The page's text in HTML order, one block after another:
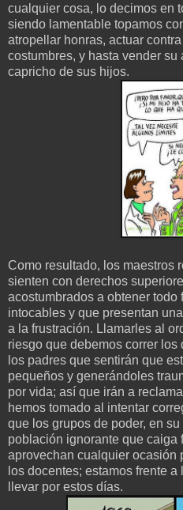
cualquier cosa, lo decimos en
siendo lamentable topamos
atropellar honras, actuar
costumbres, y hasta vender su
capricho de sus hijos.
Como resultado, los maestros
sienten con derechos
acostumbrados a obtener todo
intocables y que presentan
a la frustración. Llamarles al
riesgo que debemos correr
los padres que sentirán que
pequeños y generándoles
por vida; así que irán a
hemos tomado al intentar
que los grupos de poder, en
población ignorante que caiga
aprovechan cualquier ocasión
los docentes; estamos frente
llevar por estos días.